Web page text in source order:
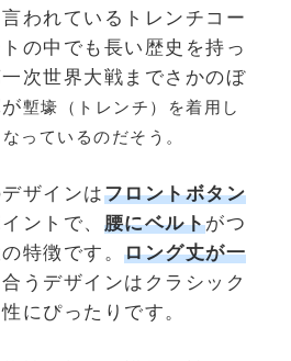
われているトレンチコー
の中でも長い歴史を持っ
次世界大戦までさかのぼ
塹壕（トレンチ）を着用し
っているのだそう。
ザインはフロントボタン
ントで、 腰にベルトがつ
特徴です。 ロング丈が一
うデザインはクラシック
にぴったりです。